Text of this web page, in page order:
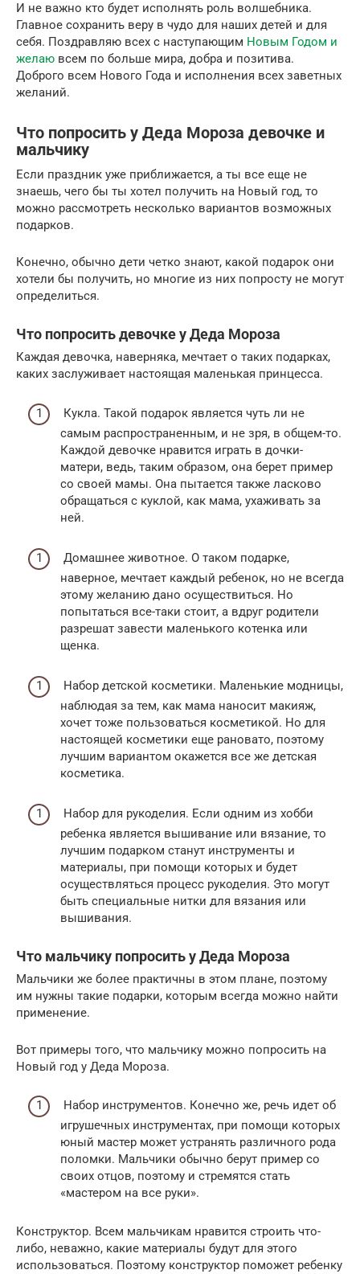
И не важно кто будет исполнять роль волшебника.
Главное сохранить веру в чудо для наших детей и для
себя. Поздравляю всех с наступающим Новым Годом и
желаю всем по больше мира, добра и позитива.
Доброго всем Нового Года и исполнения всех заветных
желаний.
Что попросить у Деда Мороза девочке и
мальчику
Если праздник уже приближается, а ты все еще не
знаешь, чего бы ты хотел получить на Новый год, то
можно рассмотреть несколько вариантов возможных
подарков.
Конечно, обычно дети четко знают, какой подарок они
хотели бы получить, но многие из них попросту не могут
определиться.
Что попросить девочке у Деда Мороза
Каждая девочка, наверняка, мечтает о таких подарках,
каких заслуживает настоящая маленькая принцесса.
Кукла. Такой подарок является чуть ли не
самым распространенным, и не зря, в общем-то.
Каждой девочке нравится играть в дочки-
матери, ведь, таким образом, она берет пример
со своей мамы. Она пытается также ласково
обращаться с куклой, как мама, ухаживать за
ней.
Домашнее животное. О таком подарке,
наверное, мечтает каждый ребенок, но не всегда
этому желанию дано осуществиться. Но
попытаться все-таки стоит, а вдруг родители
разрешат завести маленького котенка или
щенка.
Набор детской косметики. Маленькие модницы,
наблюдая за тем, как мама наносит макияж,
хочет тоже пользоваться косметикой. Но для
настоящей косметики еще рановато, поэтому
лучшим вариантом окажется все же детская
косметика.
Набор для рукоделия. Если одним из хобби
ребенка является вышивание или вязание, то
лучшим подарком станут инструменты и
материалы, при помощи которых и будет
осуществляться процесс рукоделия. Это могут
быть специальные нитки для вязания или
вышивания.
Что мальчику попросить у Деда Мороза
Мальчики же более практичны в этом плане, поэтому
им нужны такие подарки, которым всегда можно найти
применение.
Вот примеры того, что мальчику можно попросить на
Новый год у Деда Мороза.
Набор инструментов. Конечно же, речь идет об
игрушечных инструментах, при помощи которых
юный мастер может устранять различного рода
поломки. Мальчики обычно берут пример со
своих отцов, поэтому и стремятся стать
«мастером на все руки».
Конструктор. Всем мальчикам нравится строить что-
либо, неважно, какие материалы будут для этого
использоваться. Поэтому конструктор поможет ребенку